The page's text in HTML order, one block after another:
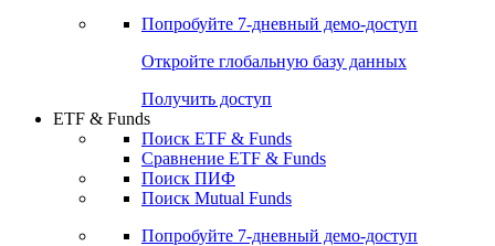
Попробуйте 7-дневный демо-доступ
Откройте глобальную базу данных
Получить доступ
ETF & Funds
Поиск ETF & Funds
Сравнение ETF & Funds
Поиск ПИФ
Поиск Mutual Funds
Попробуйте 7-дневный демо-доступ